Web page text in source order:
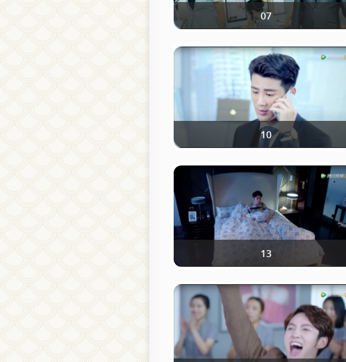
07
10
13